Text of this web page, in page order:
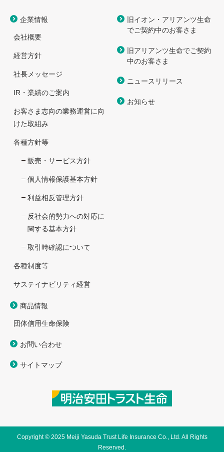
企業情報
会社概要
経営方針
社長メッセージ
IR・業績のご案内
お客さま志向の業務運営に向
けた取組み
各種方針等
販売・サービス方針
個人情報保護基本方針
利益相反管理方針
反社会的勢力への対応に
関する基本方針
取引時確認について
各種制度等
サステイナビリティ経営
商品情報
団体信用生命保険
旧イオン・アリアンツ生命
でご契約中のお客さま
旧アリアンツ生命でご契約
中のお客さま
ニュースリリース
お知らせ
お問い合わせ
サイトマップ
Copyright © 2025 Meiji Yasuda Trust Life Insurance Co., Ltd. All Rights
Reserved.